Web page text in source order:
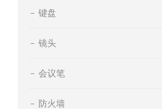
键盘
镜头
会议笔
防火墙